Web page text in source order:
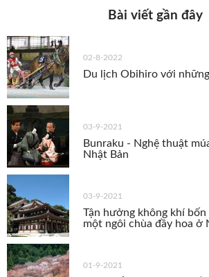
Bài viết gần đây
02-8-2022
Du lịch Obihiro với
03-9-2021
Bunraku - Nghệ thuật
Nhật Bản
03-9-2021
Tận hưởng không khí bốn
một ngôi chùa đầy hoa ở
01-9-2021